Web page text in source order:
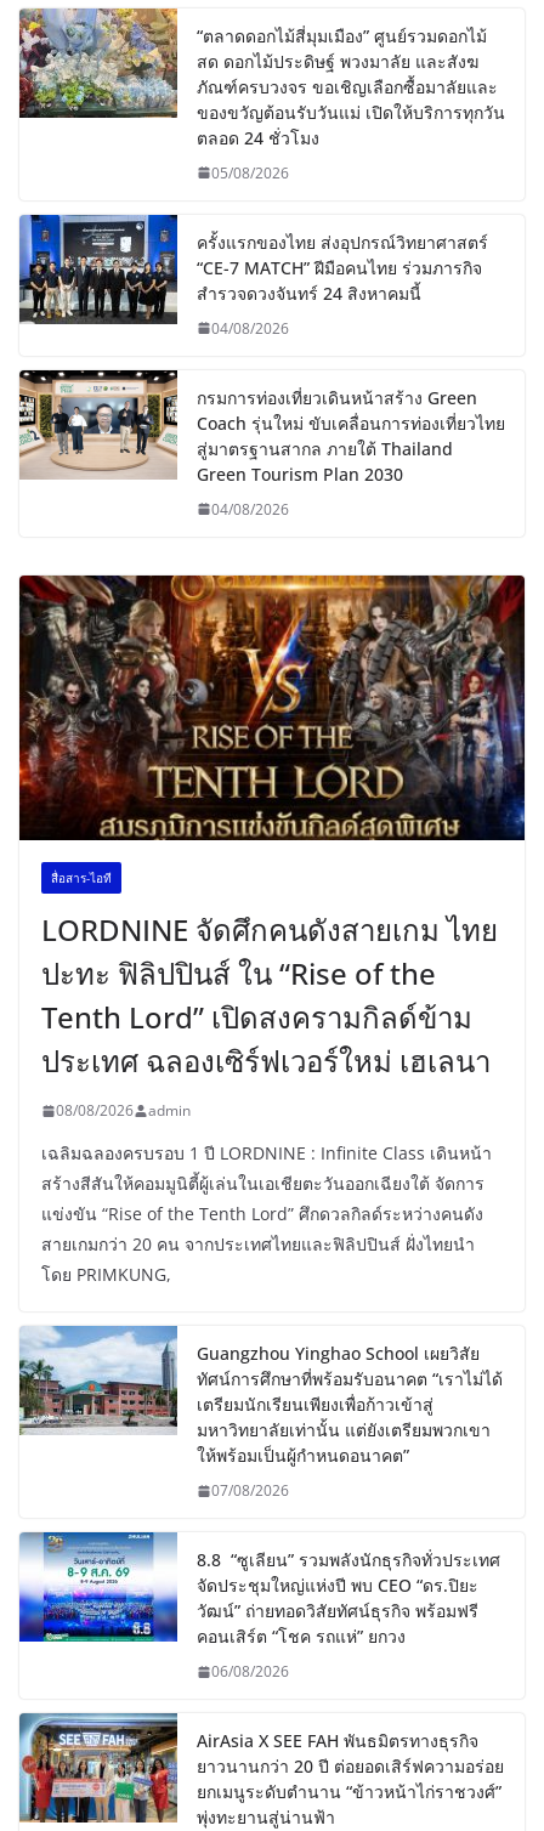
“ตลาดดอกไม้สี่มุมเมือง” ศูนย์รวมดอกไม้
สด ดอกไม้ประดิษฐ์ พวงมาลัย และสังฆ
ภัณฑ์ครบวงจร ขอเชิญเลือกซื้อมาลัยและ
ของขวัญต้อนรับวันแม่ เปิดให้บริการทุกวัน
ตลอด 24 ชั่วโมง
05/08/2026
ครั้งแรกของไทย ส่งอุปกรณ์วิทยาศาสตร์
“CE-7 MATCH” ฝีมือคนไทย ร่วมภารกิจ
สำรวจดวงจันทร์ 24 สิงหาคมนี้
04/08/2026
กรมการท่องเที่ยวเดินหน้าสร้าง Green
Coach รุ่นใหม่ ขับเคลื่อนการท่องเที่ยวไทย
สู่มาตรฐานสากล ภายใต้ Thailand
Green Tourism Plan 2030
04/08/2026
สื่อสาร-ไอที
LORDNINE จัดศึกคนดังสายเกม ไทย
ปะทะ ฟิลิปปินส์ ใน “Rise of the
Tenth Lord” เปิดสงครามกิลด์ข้าม
ประเทศ ฉลองเซิร์ฟเวอร์ใหม่ เฮเลนา
08/08/2026 admin
เฉลิมฉลองครบรอบ 1 ปี LORDNINE : Infinite Class เดินหน้า
สร้างสีสันให้คอมมูนิตี้ผู้เล่นในเอเชียตะวันออกเฉียงใต้ จัดการ
แข่งขัน “Rise of the Tenth Lord” ศึกดวลกิลด์ระหว่างคนดัง
สายเกมกว่า 20 คน จากประเทศไทยและฟิลิปปินส์ ฝั่งไทยนำ
โดย PRIMKUNG,
Guangzhou Yinghao School เผยวิสัย
ทัศน์การศึกษาที่พร้อมรับอนาคต “เราไม่ได้
เตรียมนักเรียนเพียงเพื่อก้าวเข้าสู่
มหาวิทยาลัยเท่านั้น แต่ยังเตรียมพวกเขา
ให้พร้อมเป็นผู้กำหนดอนาคต”
07/08/2026
8.8 “ซูเลียน” รวมพลังนักธุรกิจทั่วประเทศ
จัดประชุมใหญ่แห่งปี พบ CEO “ดร.ปิยะ
วัฒน์” ถ่ายทอดวิสัยทัศน์ธุรกิจ พร้อมฟรี
คอนเสิร์ต “โชค รถแห่” ยกวง
06/08/2026
AirAsia X SEE FAH พันธมิตรทางธุรกิจ
ยาวนานกว่า 20 ปี ต่อยอดเสิร์ฟความอร่อย
ยกเมนูระดับตำนาน “ข้าวหน้าไก่ราชวงศ์”
พุ่งทะยานสู่น่านฟ้า